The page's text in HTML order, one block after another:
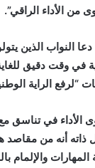
من الأداء الراقي”.
النواب الذين
في وقت دقيق
“لرفع الراية
في تناسق مع
أنه من مقاصد
والإلمام